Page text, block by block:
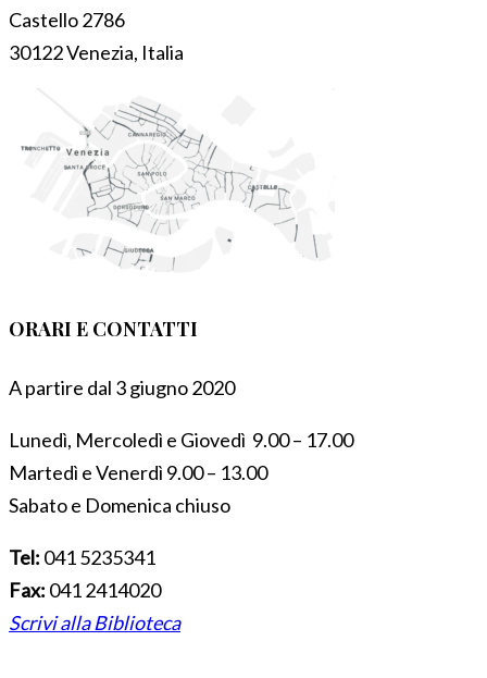
Castello 2786
30122 Venezia, Italia
ORARI E CONTATTI
A partire dal 3 giugno 2020
Lunedì, Mercoledì e Giovedì 9.00 – 17.00
Martedì e Venerdì 9.00 – 13.00
Sabato e Domenica chiuso
Tel: 041 5235341
Fax: 041 2414020
Scrivi alla Biblioteca